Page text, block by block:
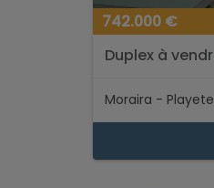
742.000 €
Duplex à
Moraira -